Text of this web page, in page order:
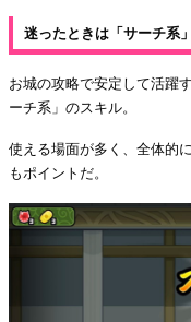
迷ったときは「サーチ系
お城の攻略で安定して活躍
ーチ系」のスキル。
使える場面が多く、全体的
もポイントだ。